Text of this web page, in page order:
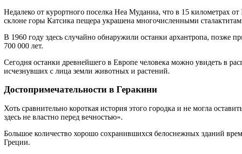
Недалеко от курортного поселка Неа Муданиа, что в 15 километрах
склоне горы Катсика пещера украшена многочисленными
В 1960 году здесь случайно обнаружили останки архантропа, позже
700 000 лет.
Сегодня останки древнейшего в Европе человека можно увидеть в
исчезнувших с лица земли животных и растений.
Достопримечательности в Геракини
Хоть сравнительно короткая история этого городка и не могла
здесь не властно перед вечностью».
Большое количество хорошо сохранившихся белоснежных зданий
Греции.